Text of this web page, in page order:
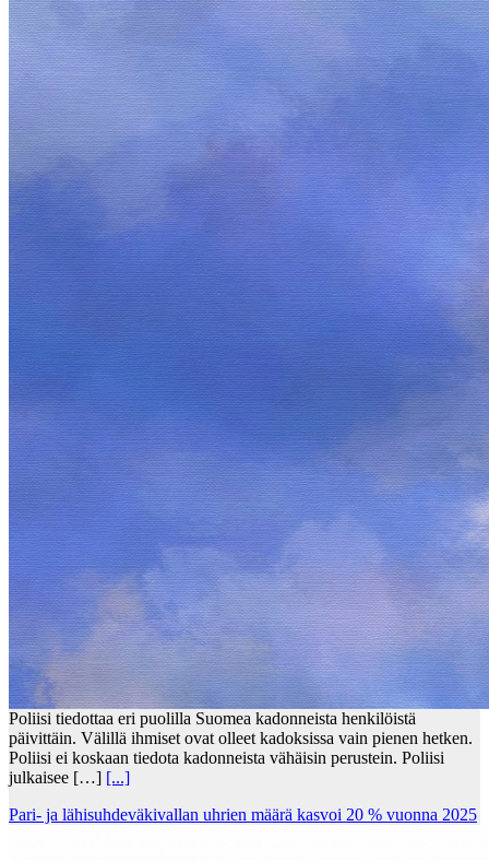
Poliisi tiedottaa eri puolilla Suomea kadonneista henkilöistä
päivittäin. Välillä ihmiset ovat olleet kadoksissa vain pienen hetken.
Poliisi ei koskaan tiedota kadonneista vähäisin perustein. Poliisi
julkaisee […] [...]
Pari- ja lähisuhdeväkivallan uhrien määrä kasvoi 20 % vuonna 2025